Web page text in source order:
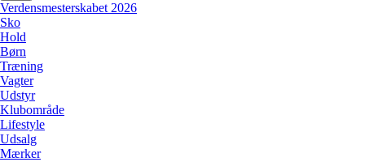
Verdensmesterskabet 2026
Sko
Hold
Børn
Træning
Vagter
Udstyr
Klubområde
Lifestyle
Udsalg
Mærker